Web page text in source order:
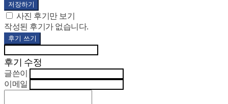
저장하기
사진 후기만 보기
작성된 후기가 없습니다.
후기 쓰기
후기 수정
글쓴이
이메일